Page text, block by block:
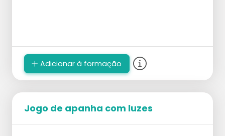
Adicionar à formação
Jogo de apanha com luzes